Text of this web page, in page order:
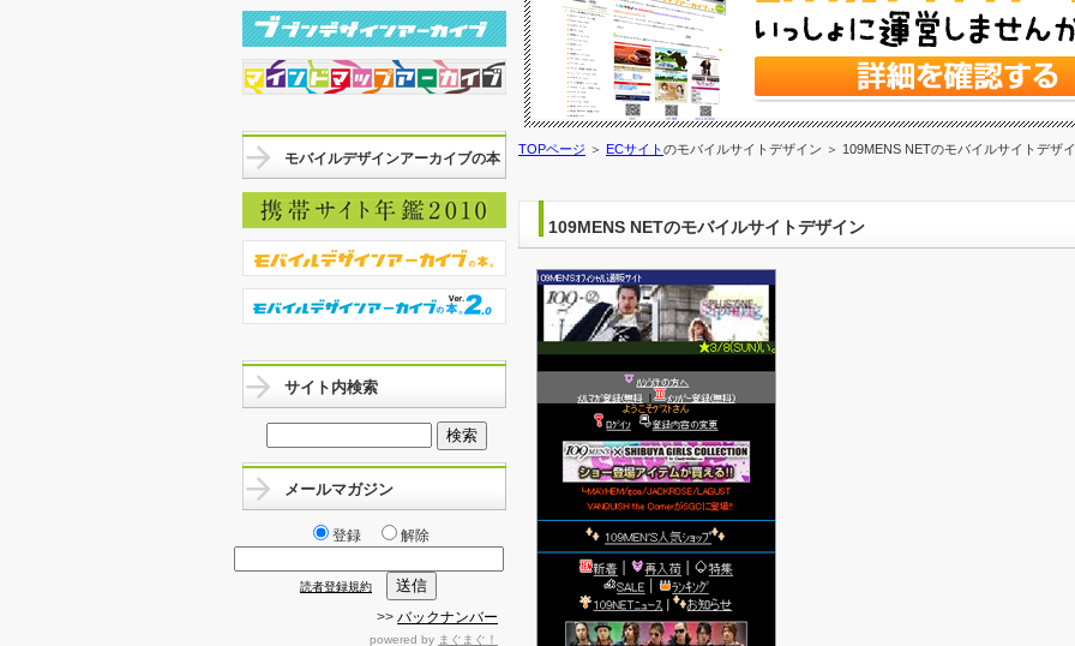
TOPページ ＞ ECサイトのモバイルサイトデザイン ＞ 109MENS NETのモバイルサイトデザ
109MENS NETのモバイルサイトデザイン
モバイルデザインアーカイブの本
サイト内検索
メールマガジン
登録 解除
読者登録規約
>> バックナンバー
powered by まぐまぐ！